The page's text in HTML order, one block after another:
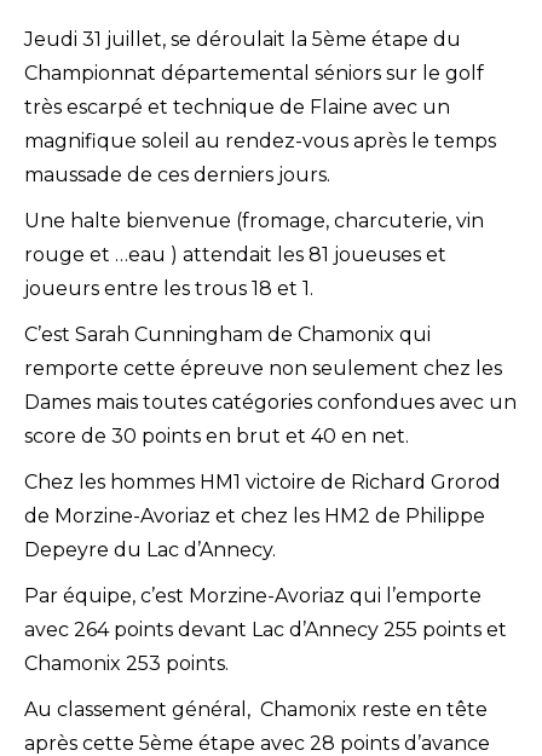
Jeudi 31 juillet, se déroulait la 5ème étape du
Championnat départemental séniors sur le golf
très escarpé et technique de Flaine avec un
magnifique soleil au rendez-vous après le temps
maussade de ces derniers jours.
Une halte bienvenue (fromage, charcuterie, vin
rouge et …eau ) attendait les 81 joueuses et
joueurs entre les trous 18 et 1.
C’est Sarah Cunningham de Chamonix qui
remporte cette épreuve non seulement chez les
Dames mais toutes catégories confondues avec un
score de 30 points en brut et 40 en net.
Chez les hommes HM1 victoire de Richard Grorod
de Morzine-Avoriaz et chez les HM2 de Philippe
Depeyre du Lac d’Annecy.
Par équipe, c’est Morzine-Avoriaz qui l’emporte
avec 264 points devant Lac d’Annecy 255 points et
Chamonix 253 points.
Au classement général, Chamonix reste en tête
après cette 5ème étape avec 28 points d’avance